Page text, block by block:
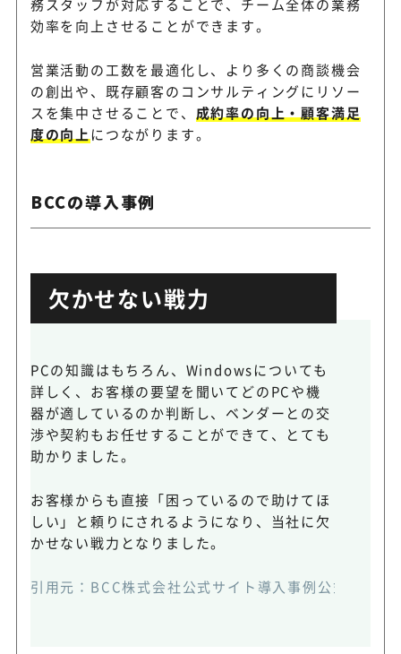
務スタッフが対応することで、チーム全体の業務
効率を向上させることができます。
営業活動の工数を最適化し、より多くの商談機会
の創出や、既存顧客のコンサルティングにリソー
スを集中させることで、 成約率の向上・顧客満足
度の向上につながります。
BCCの導入事例
欠かせない戦力
PCの知識はもちろん、Windowsについても
詳しく、お客様の要望を聞いてどのPCや機
器が適しているのか判断し、ベンダーとの交
渉や契約もお任せすることができて、とても
助かりました。
お客様からも直接「困っているので助けてほ
しい」と頼りにされるようになり、当社に欠
かせない戦力となりました。
引用元： BCC株式会社公式サイト導入事例公式HP